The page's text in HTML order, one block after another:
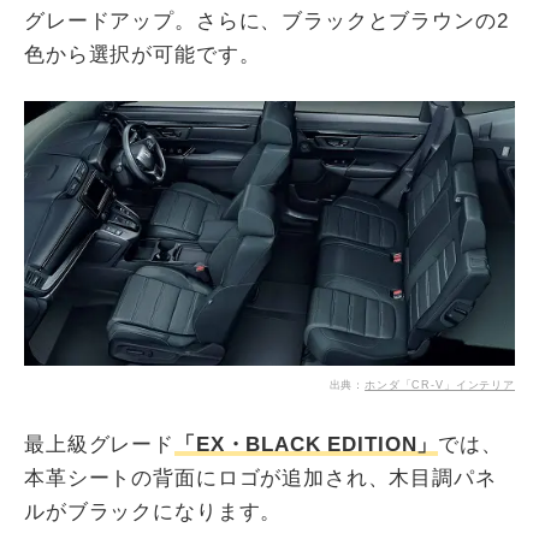
グレードアップ。さらに、ブラックとブラウンの2
色から選択が可能です。
出典：ホンダ「CR-V」インテリア
最上級グレード 「EX・BLACK EDITION」 では、
本革シートの背面にロゴが追加され、木目調パネ
ルがブラックになります。